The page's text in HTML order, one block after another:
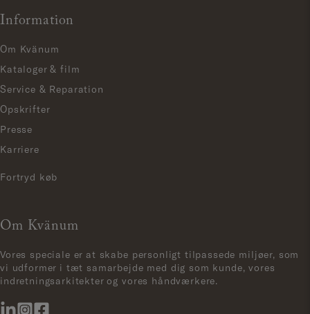
Information
Om Kvänum
Kataloger & film
Service & Reparation
Opskrifter
Presse
Karriere
Fortryd køb
Om Kvänum
Vores speciale er at skabe personligt tilpassede miljøer, som
vi udformer i tæt samarbejde med dig som kunde, vores
indretningsarkitekter og vores håndværkere.